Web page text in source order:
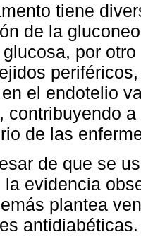
tiene
de la
por
el endotelio
contribuyendo
de las
de que se
la evidencia
plantea
antidiabéticas.